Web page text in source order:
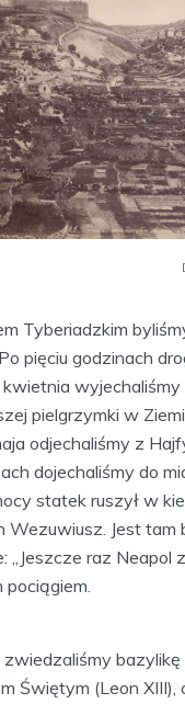
Tyberiadzkim
pięciu godzinach
wyjechaliśmy
pielgrzymki w
odjechaliśmy z
dojechaliśmy do
statek ruszył w
Wezuwiusz. Jest tam
„Jeszcze raz Neapol
bazylikę
Świętym (Leon XIII),